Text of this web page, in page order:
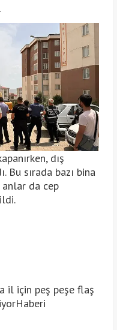
dış
Bu sırada bazı bina
da cep
il için peş peşe flaş
Haberi